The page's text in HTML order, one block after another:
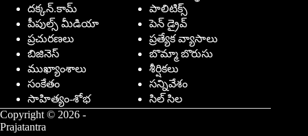
దక్కన్.కామ్
పాలిటిక్స్
పీపుల్స్ ‌మీడియా
పెన్ డ్రైవ్
ప్రచురణలు
ప్రత్యేక వ్యాసాలు
బిజినెస్
బొమ్మా బొరుసు
ముఖ్యాంశాలు
శీర్షికలు
సంకేతం
సన్నివేశం
సాహిత్యం-శోభ
సిల్ సిల
Copyright © 2026 -
Prajatantra